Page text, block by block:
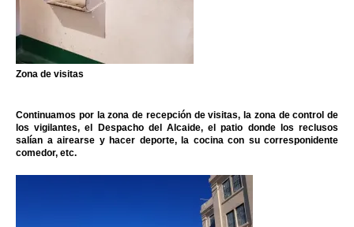
Zona de visitas
Continuamos por la zona de recepción de visitas, la zona de control de
los vigilantes, el Despacho del Alcaide, el patio donde los reclusos
salían a airearse y hacer deporte, la cocina con su corresponidente
comedor, etc.